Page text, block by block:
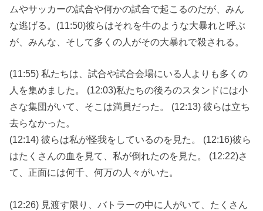
ムやサッカーの試合や何かの試合で起こるのだが、みん
な逃げる。(11:50)彼らはそれを牛のような大暴れと呼ぶ
が、みんな、そして多くの人がその大暴れで殺される。
(11:55) 私たちは、試合や試合会場にいる人よりも多くの
人を集めました。 (12:03)私たちの後ろのスタンドには小
さな集団がいて、そこは満員だった。 (12:13) 彼らは立ち
去らなかった。
(12:14) 彼らは私が怪我をしているのを見た。 (12:16)彼ら
はたくさんの血を見て、私が倒れたのを見た。 (12:22)さ
て、正面には何千、何万の人々がいた。
(12:26) 見渡す限り、バトラーの中に人がいて、たくさん